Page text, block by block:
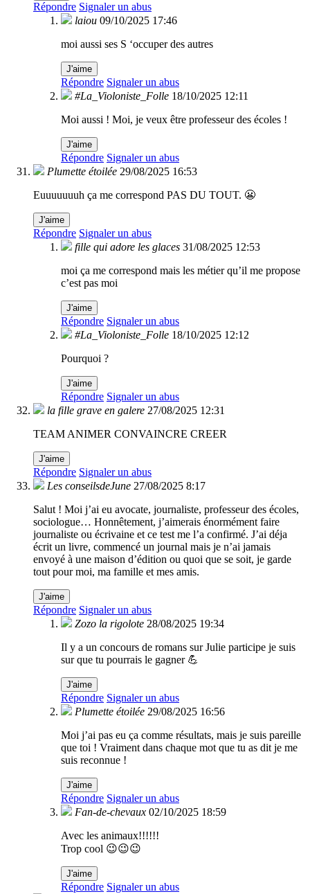
Répondre Signaler un abus
laiou 09/10/2025 17:46
moi aussi ses S ‘occuper des autres
J'aime
Répondre Signaler un abus
#La_Violoniste_Folle 18/10/2025 12:11
Moi aussi ! Moi, je veux être professeur des écoles !
J'aime
Répondre Signaler un abus
Plumette étoilée 29/08/2025 16:53
Euuuuuuuh ça me correspond PAS DU TOUT. 😬
J'aime
Répondre Signaler un abus
fille qui adore les glaces 31/08/2025 12:53
moi ça me correspond mais les métier qu’il me propose
c’est pas moi
J'aime
Répondre Signaler un abus
#La_Violoniste_Folle 18/10/2025 12:12
Pourquoi ?
J'aime
Répondre Signaler un abus
la fille grave en galere 27/08/2025 12:31
TEAM ANIMER CONVAINCRE CREER
J'aime
Répondre Signaler un abus
Les conseilsdeJune 27/08/2025 8:17
Salut ! Moi j’ai eu avocate, journaliste, professeur des écoles,
sociologue… Honnêtement, j’aimerais énormément faire
journaliste ou écrivaine et ce test me l’a confirmé. J’ai déja
écrit un livre, commencé un journal mais je n’ai jamais
envoyé à une maison d’édition ou quoi que se soit, je garde
tout pour moi, ma famille et mes amis.
J'aime
Répondre Signaler un abus
Zozo la rigolote 28/08/2025 19:34
Il y a un concours de romans sur Julie participe je suis
sur que tu pourrais le gagner 💪
J'aime
Répondre Signaler un abus
Plumette étoilée 29/08/2025 16:56
Moi j’ai pas eu ça comme résultats, mais je suis pareille
que toi ! Vraiment dans chaque mot que tu as dit je me
suis reconnue !
J'aime
Répondre Signaler un abus
Fan-de-chevaux 02/10/2025 18:59
Avec les animaux!!!!!!
Trop cool 😉😉😉
J'aime
Répondre Signaler un abus